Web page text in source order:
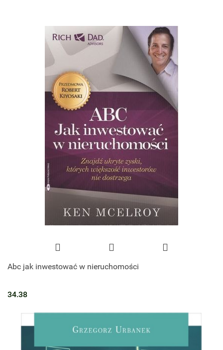
Abc jak inwestować w nieruchomości
34.38